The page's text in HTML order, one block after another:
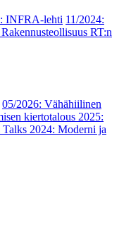
INFRA-lehti 11/2024:
RT:n
05/2026: Vähähiilinen
kiertotalous 2025:
2024: Moderni ja